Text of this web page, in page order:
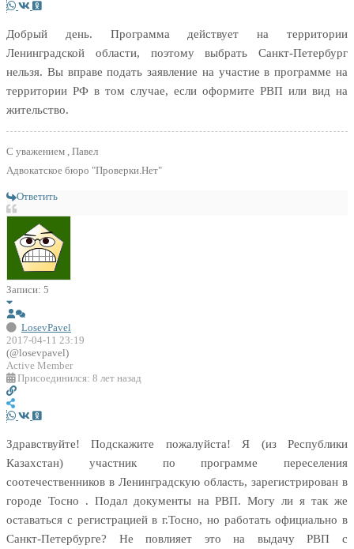
Добрый день. Программа действует на территории
Ленинградской области, поэтому выбрать Санкт-Петербург
нельзя. Вы вправе подать заявление на участие в программе на
территории РФ в том случае, если оформите РВП или вид на
жительство.
С уважением , Павел
Адвокатское бюро "Проверки.Нет"
Ответить
Записи: 5
LosevPavel
2017-04-11 23:19
(@losevpavel)
Active Member
Присоединился: 8 лет назад
Здравствуйте! Подскажите пожалуйста! Я (из Республики
Казахстан) участник по программе переселения
соотечественников в Ленинградскую область, зарегистрирован в
городе Тосно . Подал документы на РВП. Могу ли я так же
оставаться с регистрацией в г.Тосно, но работать официально в
Санкт-Петербурге? Не повлияет это на выдачу РВП с